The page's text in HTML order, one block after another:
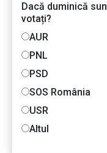
Dacă duminică
votați?
AUR
PNL
PSD
SOS România
USR
Altul